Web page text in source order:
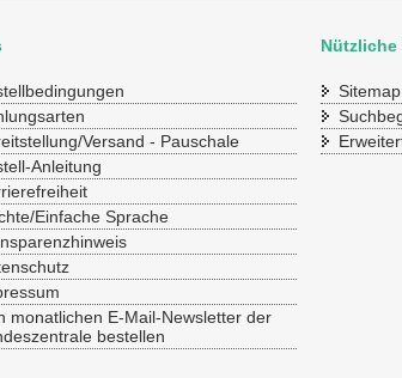
Versand - Pauschale
Anleitung
Einfache Sprache
monatlichen E-Mail-Newsletter der
bestellen
Nützliche
Sitemap